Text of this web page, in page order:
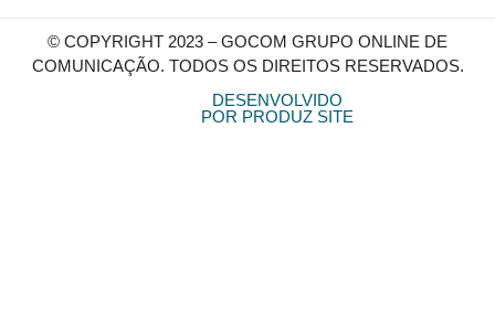
© COPYRIGHT 2023 – GOCOM GRUPO ONLINE DE
COMUNICAÇÃO. TODOS OS DIREITOS RESERVADOS.
DESENVOLVIDO
POR PRODUZ SITE